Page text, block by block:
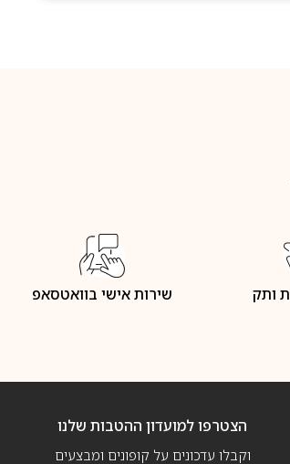
שירות אישי בוואטסאפ
הצטרפו למועדון ההטבות שלנו
וקבלו עדכונים על קופונים ומבצעים